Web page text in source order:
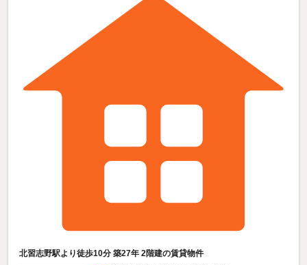
北習志野駅より徒歩10分 築27年 2階建の賃貸物件